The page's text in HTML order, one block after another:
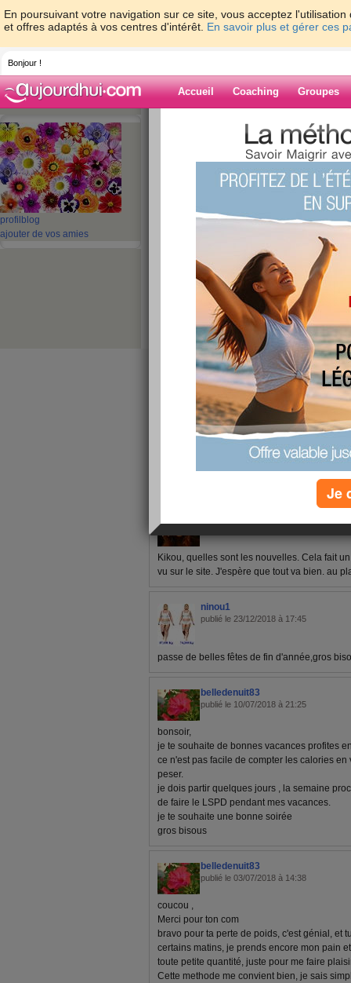
En poursuivant votre navigation sur ce site, vous acceptez
et offres adaptés à vos centres d'intérêt. En savoir plus et gérer ces
Bonjour !
Accueil Coaching Groupes
profil blog
ajouter de vos amies
> SCARLATINE >
Blog de
Merci LSDP
Cc les amies Belle perte de poids avec cette
Aujourd hui 88,8 Je continue sur un mode
fromage , je n en ai pris que 30 gr et ça me
peut se permettre plus de choses!,, Je me
mercredi soir ! Par cette chaleur je n ai pas
réduit mes quantités. Bises et bon courage
publié le 07/03/2019 à 07:47
Kikou, quelles sont les nouvelles. Cela fait
vu sur le site. J'espère que tout va bien. au
ninou1
publié le 23/12/2018 à 17:45
passe de belles fêtes de fin d'année,gros
belledenuit83
publié le 10/07/2018 à 21:25
bonsoir,
je te souhaite de bonnes vacances profites
ce n'est pas facile de compter les calories
peser.
je dois partir quelques jours , la semaine
de faire le LSPD pendant mes vacances.
je te souhaite une bonne soirée
gros bisous
belledenuit83
publié le 03/07/2018 à 14:38
coucou ,
Merci pour ton com
bravo pour ta perte de poids, c'est génial, et
certains matins, je prends encore mon pain
toute petite quantité, juste pour me faire
Cette methode me convient bien, je sais
Je